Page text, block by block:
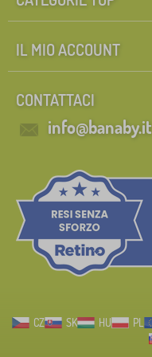
IL MIO ACCOUNT
CONTATTACI
info@banaby.it
CZ SK HU PL